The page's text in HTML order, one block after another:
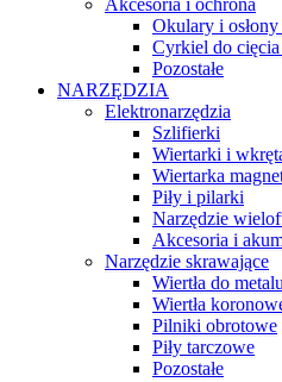
Akcesoria i ochrona
Okulary i
Cyrkiel do
Pozostałe
NARZĘDZIA
Elektronarzędzia
Szlifierki
Wiertarki i
Wiertarka
Piły i pilarki
Narzędzie
Akcesoria i
Narzędzie skrawające
Wiertła do metalu
Wiertła
Pilniki obrotowe
Piły tarczowe
Pozostałe